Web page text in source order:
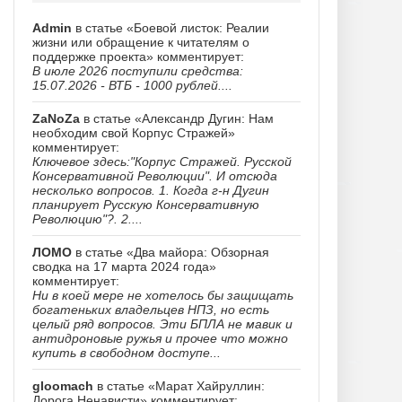
Admin в статье «Боевой листок: Реалии
жизни или обращение к читателям о
поддержке проекта» комментирует:
В июле 2026 поступили средства:
15.07.2026 - ВТБ - 1000 рублей....
ZaNoZa в статье «Александр Дугин: Нам
необходим свой Корпус Стражей»
комментирует:
Ключевое здесь:"Корпус Стражей. Русской
Консервативной Революции". И отсюда
несколько вопросов. 1. Когда г-н Дугин
планирует Русскую Консервативную
Революцию"?. 2....
ЛОМО в статье «Два майора: Обзорная
сводка на 17 марта 2024 года»
комментирует:
Ни в коей мере не хотелось бы защищать
богатеньких владельцев НПЗ, но есть
целый ряд вопросов. Эти БПЛА не мавик и
антидроновые ружья и прочее что можно
купить в свободном доступе...
gloomach в статье «Марат Хайруллин: